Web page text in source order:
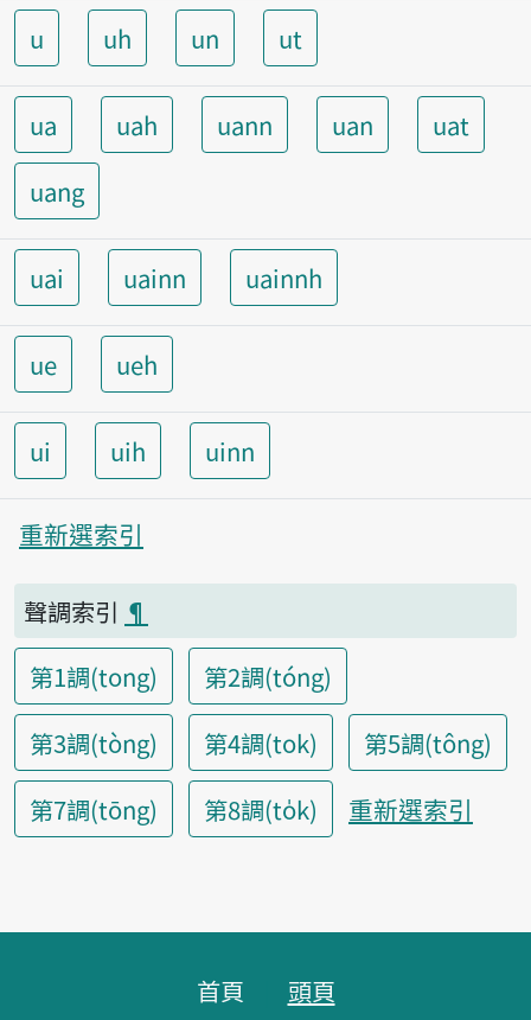
u uh un ut
ua uah uann uan
uat
uang
uai uainn uainnh
ue ueh
ui uih uinn
重新選索引
聲調索引 ¶
第1調(tong)
第2調(tóng)
第3調(tòng)
第4調(tok)
第5調(tông)
第7調(tōng)
第8調(to̍k) 重新選索引
首頁 頭頁